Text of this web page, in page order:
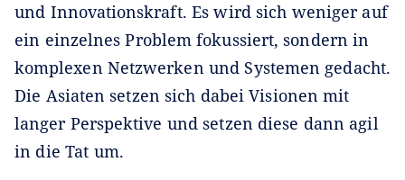
und Innovationskraft. Es wird sich weniger auf
ein einzelnes Problem fokussiert, sondern in
komplexen Netzwerken und Systemen gedacht.
Die Asiaten setzen sich dabei Visionen mit
langer Perspektive und setzen diese dann agil
in die Tat um.